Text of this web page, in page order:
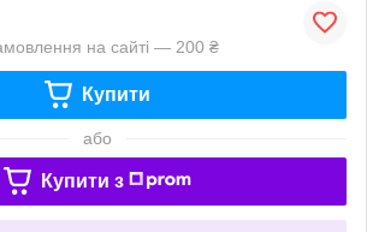
на сайті — 200 ₴
Купити
або
Купити з